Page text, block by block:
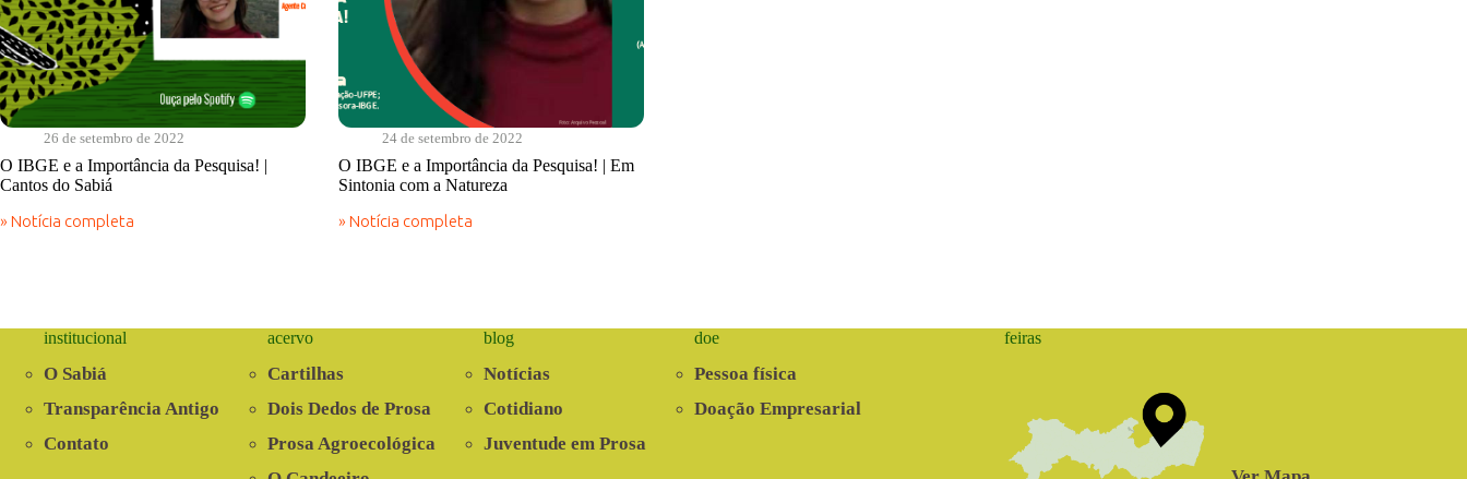
26 de setembro de 2022
O IBGE e a Importância da Pesquisa! |
Cantos do Sabiá
» Notícia completa
O
Pesquisa!
Cantos
Sabiá
24 de setembro de 2022
O IBGE e a Importância da Pesquisa! | Em
Sintonia com a Natureza
» Notícia completa
O
Em
com
Natureza
institucional
O Sabiá
Transparência Antigo
Contato
acervo
Cartilhas
Dois Dedos de Prosa
Prosa Agroecológica
blog
Notícias
Cotidiano
Juventude em Prosa
doe
Pessoa física
Doação Empresarial
feiras